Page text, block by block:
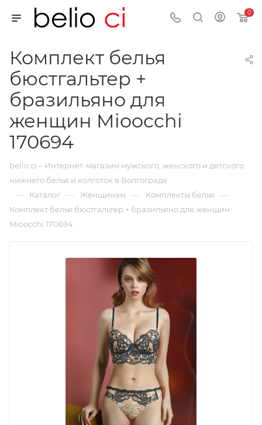
0
Комплект белья
бюстгальтер +
бразильяно для
женщин Mioocchi
170694
belio ci – Интернет-магазин мужского, женского и детского
нижнего белья и колготок в Волгограде
— Каталог — Женщинам — Комплекты белья —
Комплект белья бюстгальтер + бразильяно для женщин
Mioocchi 170694